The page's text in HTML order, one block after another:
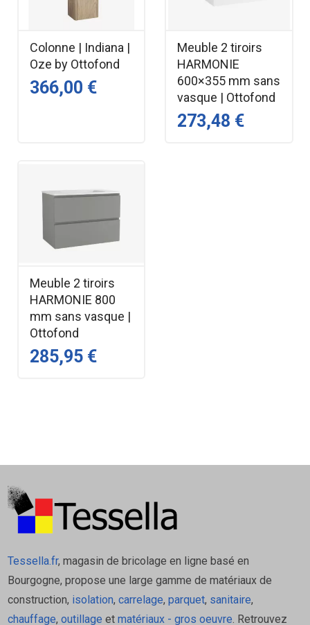
Colonne | Indiana |
Oze by Ottofond
366,00 €
Meuble 2 tiroirs
HARMONIE
600×355 mm sans
vasque | Ottofond
273,48 €
Meuble 2 tiroirs
HARMONIE 800
mm sans vasque |
Ottofond
285,95 €
Tessella.fr, magasin de bricolage en ligne basé en
Bourgogne, propose une large gamme de matériaux de
construction, isolation, carrelage, parquet, sanitaire,
chauffage, outillage et matériaux - gros oeuvre. Retrouvez